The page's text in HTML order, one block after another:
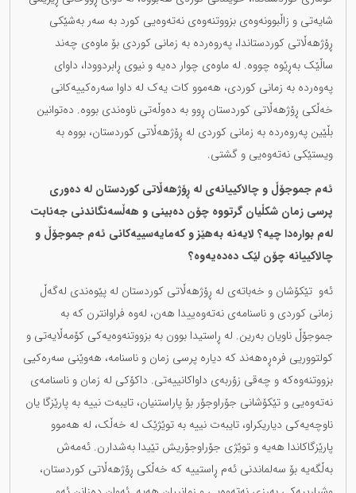
شایەتی و زاڵبوونەوەی بزووتنەوەی نەتەوەیی کورد بە سەر بەشێکی
ڕۆژهەڵاتی کوردستاندا، پەروەردە بە زمانی کوردی بۆ ماوەی چەند
ساڵێک بەڕێوە چووە. لە ماوەی چوار دەیە و نیوی ڕابردوودا، داوای
پەوەردە بە زمانی کوردی، هەموو کات یەک لە داوا سەرەکییەکانی
خەڵکی ڕۆژهەڵاتی کوردستان ڕوو بە دەوڵەتی ناوەندی بووە. دەتوانین
بڵێین پەروەردە بە زمانی کوردی لە ڕۆژهەڵاتی کوردستان، بووە بە
ویستێکی نەتەوەیی و گشتی.
ئەم جموجۆڵ و چالاکییانەی لە ڕۆژهەڵاتی کوردستان لە دەوری
پرسی زمان شکڵیان گرتووە چۆن دەبینی و هەڵسەنگاندنی جەنابت
لەم بوارەدا چیە؟ لایەنە بەهێز و کەمایەسییەکانی ئەم جموجۆڵ و
چالاکییانە چۆن لێک دەدەیەوە؟
ئەو تێکۆشان و خەباتەی لە ڕۆژهەڵاتی کوردستان لە پێوەندی لەگەڵ
زمانی کوردی و ناسنامەی نەتەوەییدا هەن، لەوە فراوانترن کە بە
جموجۆڵ ناویان بەرین. لە ڕاستیدا بوون بە بزووتنەوەیەکی کۆمەڵایەتی و
کولتووریی فرەڕەهەند کە دیارە پرسی زمان و ناسنامە، هەوێنی سەرەکیی
بزووتنەوەکە و چەقی زۆربەی داواکانییەتی. داکۆکی لە زمان و ناسنامەی
نەتەوەیی و تێکۆشانی جۆراوجۆر بۆ پاراستنیان، تایبەت نییە بە پارێزگا یان
ناوچەیەکی دیاریکراو، تایبەت نییە بە توێژێک لە خەڵک، لە هەموو
پارێزگاکاندا هەیە و توێژی جۆراوجۆریش تێیدا بەشدارن. ئەمەش
بەڵگەیە بۆ سەلماندنی ئەم ڕاستییە کە خەڵکی ڕۆژهەڵاتی کوردستان،